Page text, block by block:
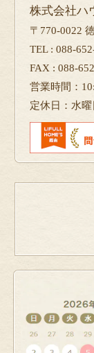
株式会社ハ
〒770-0022
TEL : 088-
FAX : 088-
営業時間：
定休日：水曜